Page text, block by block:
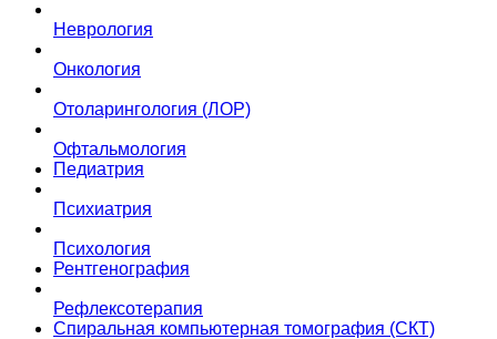
Неврология
Онкология
Отоларингология (ЛОР)
Офтальмология
Педиатрия
Психиатрия
Психология
Рентгенография
Рефлексотерапия
Спиральная компьютерная томография (СКТ)